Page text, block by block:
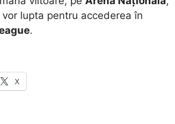
lupta pentru accederea în
.
X